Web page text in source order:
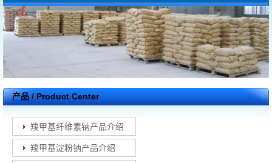
产品 / Product Center
羧甲基纤维素钠产品介绍
羧甲基淀粉钠产品介绍